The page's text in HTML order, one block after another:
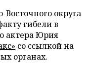
округа
гибели в
актера Юрия
со ссылкой на
органах.